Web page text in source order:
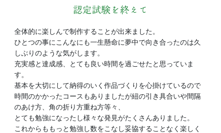
認定試験を終えて
全体的に楽しんで制作することが出来ました。
ひとつの事にこんなにも一生懸命に夢中で向き合ったのは久
しぶりのような気がします。
充実感と達成感、とても良い時間を過ごせたと思っていま
す。
基本を大切にして納得のいく作品づくりを心掛けているので
時間のかかったコースもありましたが紐の引き具合いや間隔
のあけ方、角の折り方重ね方等々、
とても勉強になったし様々な発見がたくさんありました。
これからももっと勉強し数をこなし妥協することなく楽しく